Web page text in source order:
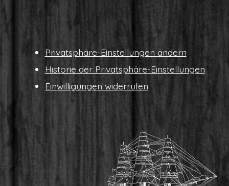
Pri­vat­sphä­re-Ein­stel­lun­gen ändern
His­to­rie der Privatsphäre-Einstellungen
Ein­wil­li­gun­gen widerrufen